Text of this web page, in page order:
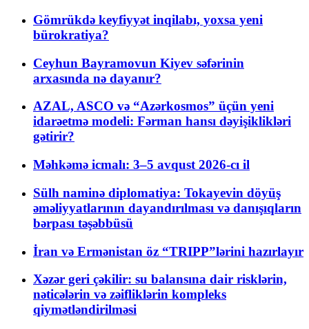
Gömrükdə keyfiyyət inqilabı, yoxsa yeni
bürokratiya?
Ceyhun Bayramovun Kiyev səfərinin
arxasında nə dayanır?
AZAL, ASCO və “Azərkosmos” üçün yeni
idarəetmə modeli: Fərman hansı dəyişiklikləri
gətirir?
Məhkəmə icmalı: 3–5 avqust 2026-cı il
Sülh naminə diplomatiya: Tokayevin döyüş
əməliyyatlarının dayandırılması və danışıqların
bərpası təşəbbüsü
İran və Ermənistan öz “TRIPP”lərini hazırlayır
Xəzər geri çəkilir: su balansına dair risklərin,
nəticələrin və zəifliklərin kompleks
qiymətləndirilməsi